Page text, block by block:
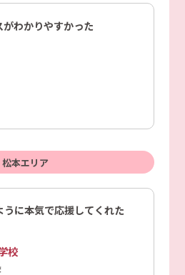
がわかりやすかった
松本エリア
うに本気で応援してくれた
校